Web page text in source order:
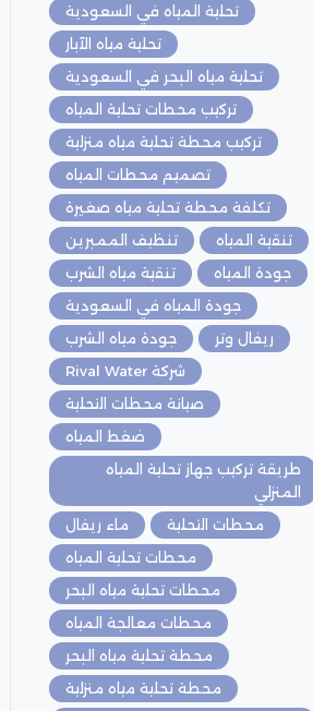
تحلية المياه في السعودية
تحلية مياه الآبار
تحلية مياه البحر في السعودية
تركيب محطات تحلية المياه
تركيب محطة تحلية مياه منزلية
تصميم محطات المياه
تكلفة محطة تحلية مياه صغيرة
تنظيف الممبرين
تنقية المياه
تنقية مياه الشرب
جودة المياه
جودة المياه في السعودية
جودة مياه الشرب
ريفال وتر
شركة Rival Water
صيانة محطات التحلية
ضغط المياه
طريقة تركيب جهاز تحلية المياه
المنزلي
ماء ريفال
محطات التحلية
محطات تحلية المياه
محطات تحلية مياه البحر
محطات معالجة المياه
محطة تحلية مياه البحر
محطة تحلية مياه منزلية